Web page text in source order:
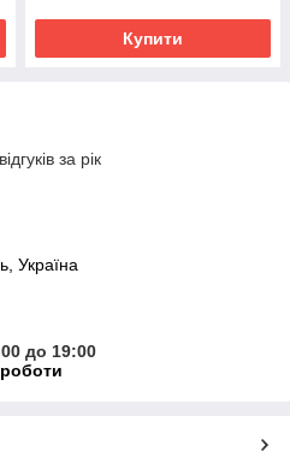
Купити
за рік
Україна
до 19:00